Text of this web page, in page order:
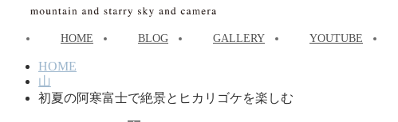
HOME BLOG GALLERY YOUTUBE
HOME
山
初夏の阿寒富士で絶景とヒカリゴケを楽しむ